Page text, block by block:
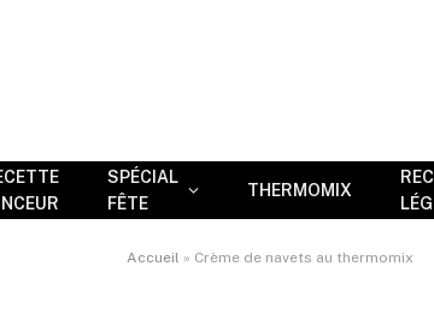
SPÉCIAL
FÊTE
THERMOMIX
Accueil » Crème de navets au thermomix